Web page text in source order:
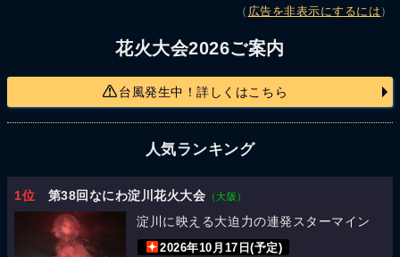
（ 広告を非表示にするには ）
花火大会2026ご案内
台風発生中！詳しくはこちら
人気ランキング
1位 第38回なにわ淀川花火大会 （大阪）
淀川に映える大迫力の連発スターマイン
2026年10月17日(予定)